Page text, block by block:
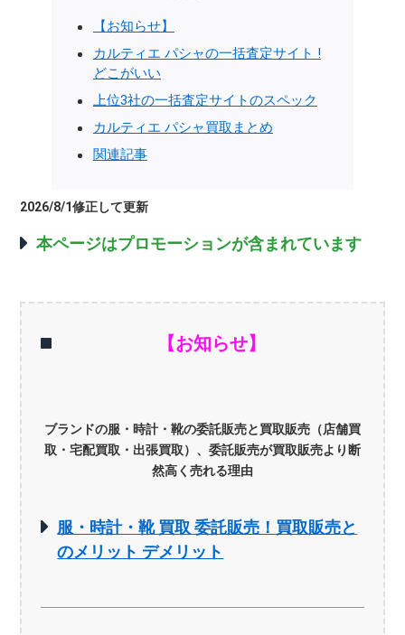
【お知らせ】
カルティエ パシャの一括査定サイト !
どこがいい
上位3社の一括査定サイトのスペック
カルティエ パシャ買取まとめ
関連記事
2026/8/1修正して更新
本ページはプロモーションが含まれています
【お知らせ】
ブランドの服・時計・靴の委託販売と買取販売（店舗買
取・宅配買取・出張買取）、委託販売が買取販売より断
然高く売れる理由
服・時計・靴 買取 委託販売！買取販売と
のメリット デメリット